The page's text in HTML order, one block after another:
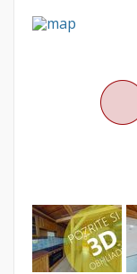
Uložiť